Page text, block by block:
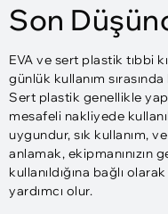
Son
EVA ve sert plastik tıbbi
günlük kullanım
Sert plastik genellikle
mesafeli nakliyede
uygundur, sık kullanım,
anlamak, ekipmanınızın
kullanıldığına bağlı
yardımcı olur.